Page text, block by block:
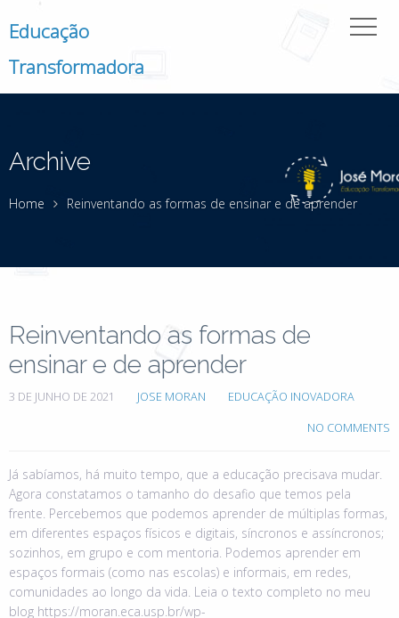
Educação
Transformadora
Archive
Home Reinventando as formas de ensinar e de aprender
Reinventando as formas de
ensinar e de aprender
3 DE JUNHO DE 2021 JOSE MORAN EDUCAÇÃO INOVADORA
NO COMMENTS
Já sabíamos, há muito tempo, que a educação precisava mudar.
Agora constatamos o tamanho do desafio que temos pela
frente. Percebemos que podemos aprender de múltiplas formas,
em diferentes espaços físicos e digitais, síncronos e assíncronos;
sozinhos, em grupo e com mentoria. Podemos aprender em
espaços formais (como nas escolas) e informais, em redes,
comunidades ao longo da vida. Leia o texto completo no meu
blog https://moran.eca.usp.br/wp-